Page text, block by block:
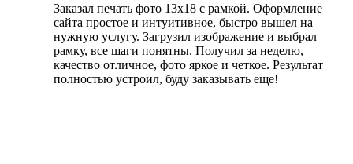
Заказал печать фото 13х18 с рамкой. Оформление
сайта простое и интуитивное, быстро вышел на
нужную услугу. Загрузил изображение и выбрал
рамку, все шаги понятны. Получил за неделю,
качество отличное, фото яркое и четкое. Результат
полностью устроил, буду заказывать еще!